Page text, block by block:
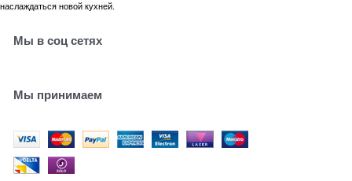
наслаждаться новой кухней.
Мы в соц сетях
Мы принимаем